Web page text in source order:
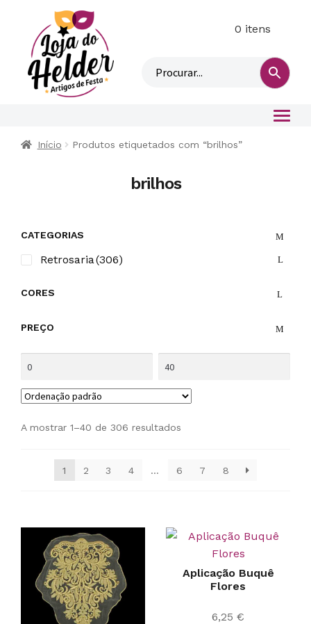
n
0 itens
Início Produtos etiquetados com “brilhos”
brilhos
CATEGORIAS
Retrosaria(306)
CORES
PREÇO
A mostrar 1–40 de 306 resultados
1 2 3 4 … 6 7 8
Aplicação Buquê
Flores
6,25 €